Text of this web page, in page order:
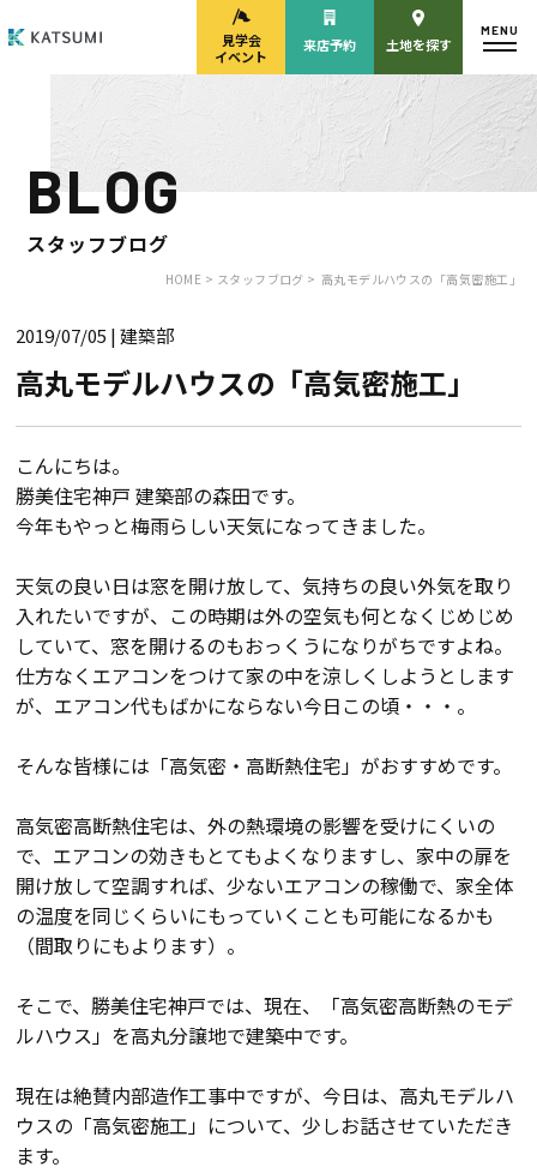
モデルハウス
来場予約
見学会・
来店予約
HOME
物件検索
会員登録
分譲モデルハウス
KATSUMIの標準仕様 和暮-なごみ-
素材とデザイン
耐震性能+制震性能
長期優良住宅
見学会
イベント
来店予約 土地を探す
MENU
BLOG
スタッフブログ
HOME > スタッフブログ > 高丸モデルハウスの「高気密施工」
2019/07/05 | 建築部
高丸モデルハウスの「高気密施工」
こんにちは。
勝美住宅神戸 建築部の森田です。
今年もやっと梅雨らしい天気になってきました。
天気の良い日は窓を開け放して、気持ちの良い外気を取り
入れたいですが、この時期は外の空気も何となくじめじめ
していて、窓を開けるのもおっくうになりがちですよね。
仕方なくエアコンをつけて家の中を涼しくしようとします
が、エアコン代もばかにならない今日この頃・・・。
そんな皆様には「高気密・高断熱住宅」がおすすめです。
高気密高断熱住宅は、外の熱環境の影響を受けにくいの
で、エアコンの効きもとてもよくなりますし、家中の扉を
開け放して空調すれば、少ないエアコンの稼働で、家全体
の温度を同じくらいにもっていくことも可能になるかも
（間取りにもよります）。
そこで、勝美住宅神戸では、現在、「高気密高断熱のモデ
ルハウス」を高丸分譲地で建築中です。
現在は絶賛内部造作工事中ですが、今日は、高丸モデルハ
ウスの「高気密施工」について、少しお話させていただき
ます。